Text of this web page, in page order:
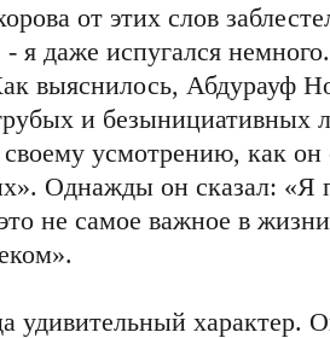
от этих слов
я даже испугался
выяснилось, Абдурауф
и безынициативных
своему усмотрению, как
Однажды он сказал: «Я
не самое важное в
удивительный характер.